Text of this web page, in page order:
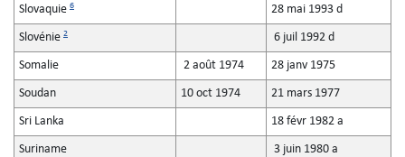
Slovaquie 6 28 mai 1993 d
Slovénie 2 6 juil 1992 d
Somalie 2 août 1974 28 janv 1975
Soudan 10 oct 1974 21 mars 1977
Sri Lanka 18 févr 1982 a
Suriname 3 juin 1980 a